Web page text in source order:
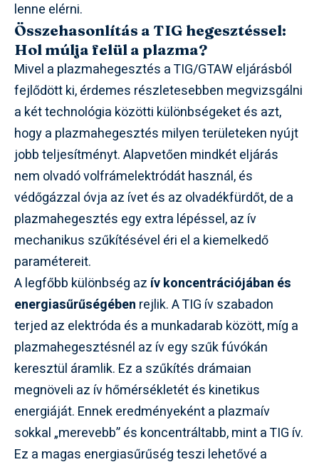
lenne elérni.
Összehasonlítás a TIG hegesztéssel:
Hol múlja felül a plazma?
Mivel a plazmahegesztés a TIG/GTAW eljárásból
fejlődött ki, érdemes részletesebben megvizsgálni
a két technológia közötti különbségeket és azt,
hogy a plazmahegesztés milyen területeken nyújt
jobb teljesítményt. Alapvetően mindkét eljárás
nem olvadó volfrámelektródát használ, és
védőgázzal óvja az ívet és az olvadékfürdőt, de a
plazmahegesztés egy extra lépéssel, az ív
mechanikus szűkítésével éri el a kiemelkedő
paramétereit.
A legfőbb különbség az ív koncentrációjában és
energiasűrűségében rejlik. A TIG ív szabadon
terjed az elektróda és a munkadarab között, míg a
plazmahegesztésnél az ív egy szűk fúvókán
keresztül áramlik. Ez a szűkítés drámaian
megnöveli az ív hőmérsékletét és kinetikus
energiáját. Ennek eredményeként a plazmaív
sokkal „merevebb” és koncentráltabb, mint a TIG ív.
Ez a magas energiasűrűség teszi lehetővé a